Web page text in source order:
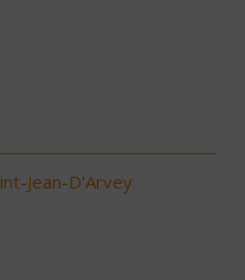
Jean-D'Arvey